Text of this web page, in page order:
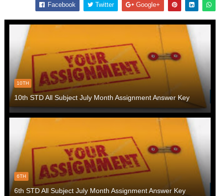
Facebook Twitter Google+
10TH
10th STD All Subject July Month Assignment Answer Key
6TH
6th STD All Subject July Month Assignment Answer Key